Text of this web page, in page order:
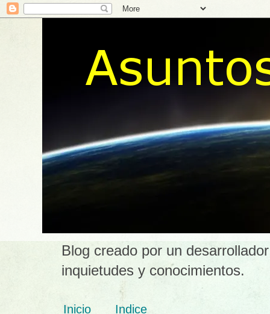
Blog creado por un
inquietudes y conocimientos.
Inicio Indice